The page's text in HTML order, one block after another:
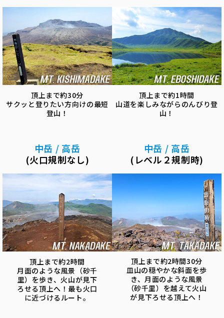
頂上まで約30分
サクッと登りたい方向けの最短
登山！
頂上まで約1時間
山道を楽しみながらのんびり登
山！
中岳 / 高岳
(火口規制なし)
頂上まで約2時間
月面のような風景（砂千
里）を歩き、火山が見下
ろせる頂上へ！最も火口
に近づけるルート。
中岳 / 高岳
(レベル２規制時)
頂上まで約2時間30分
皿山の穏やかな斜面を歩
き、月面のような風景
（砂千里）を越えて火山
が見下ろせる頂上へ！